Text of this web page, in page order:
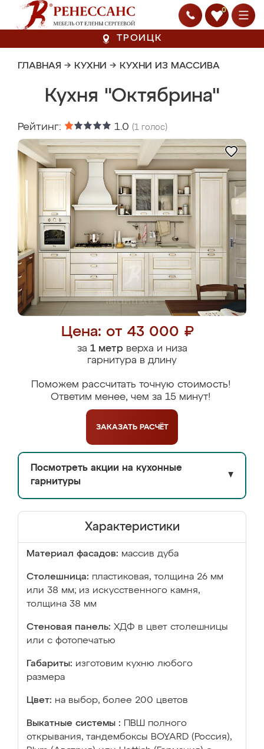
0
ТРОИЦК
ГЛАВНАЯ → КУХНИ → КУХНИ ИЗ МАССИВА
Кухня "Октябрина"
Рейтинг: 1.0 (1 голос)
Цена: от 43 000 ₽
за 1 метрверха и низа
гарнитура в длину
Поможем рассчитать точную стоимость!
Ответим менее, чем за 15 минут!
ЗАКАЗАТЬ РАСЧЁТ
Посмотреть акции на кухонные
гарнитуры
▼
Характеристики
Материал фасадов: массив дуба
Столешница: пластиковая, толщина 26 мм
или 38 мм; из искусственного камня,
толщина 38 мм
Стеновая панель: ХДФ в цвет столешницы
или с фотопечатью
Габариты: изготовим кухню любого
размера
Цвет: на выбор, более 200 цветов
Выкатные системы :
ПВШ полного
открывания, тандембоксы BOYARD (Россия),